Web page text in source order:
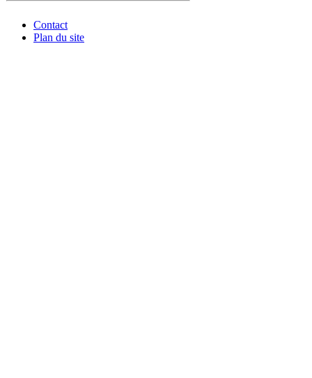
Contact
Plan du site